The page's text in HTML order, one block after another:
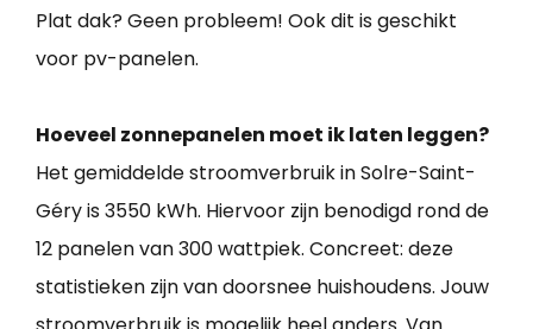
Plat dak? Geen probleem! Ook dit is geschikt
voor pv-panelen.
Hoeveel zonnepanelen moet ik laten leggen?
Het gemiddelde stroomverbruik in Solre-Saint-
Géry is 3550 kWh. Hiervoor zijn benodigd rond de
12 panelen van 300 wattpiek. Concreet: deze
statistieken zijn van doorsnee huishoudens. Jouw